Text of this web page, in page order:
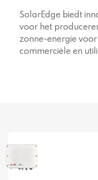
SolarEdge biedt
voor het
zonne-energie
commerciële en